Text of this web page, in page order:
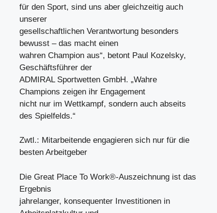
für den Sport, sind uns aber gleichzeitig auch
unserer
gesellschaftlichen Verantwortung besonders
bewusst – das macht einen
wahren Champion aus“, betont Paul Kozelsky,
Geschäftsführer der
ADMIRAL Sportwetten GmbH. „Wahre
Champions zeigen ihr Engagement
nicht nur im Wettkampf, sondern auch abseits
des Spielfelds.“
Zwtl.: Mitarbeitende engagieren sich nur für die
besten Arbeitgeber
Die Great Place To Work®-Auszeichnung ist das
Ergebnis
jahrelanger, konsequenter Investitionen in